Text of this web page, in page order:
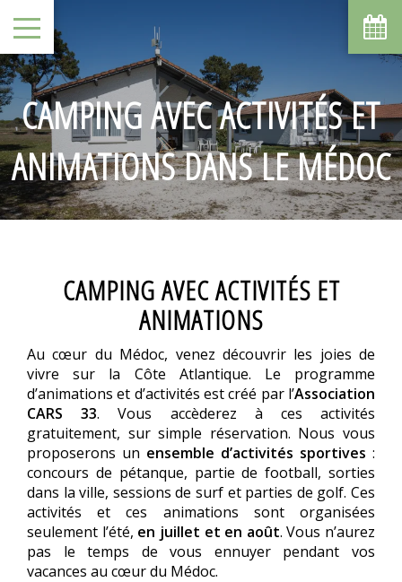
CAMPING AVEC ACTIVITÉS ET
ANIMATIONS DANS LE MÉDOC
CAMPING AVEC ACTIVITÉS ET
ANIMATIONS
Au cœur du Médoc, venez découvrir les joies de
vivre sur la Côte Atlantique. Le programme
d’animations et d’activités est créé par l’Association
CARS 33. Vous accèderez à ces activités
gratuitement, sur simple réservation. Nous vous
proposerons un ensemble d’activités sportives :
concours de pétanque, partie de football, sorties
dans la ville, sessions de surf et parties de golf. Ces
activités et ces animations sont organisées
seulement l’été, en juillet et en août. Vous n’aurez
pas le temps de vous ennuyer pendant vos
vacances au cœur du Médoc.